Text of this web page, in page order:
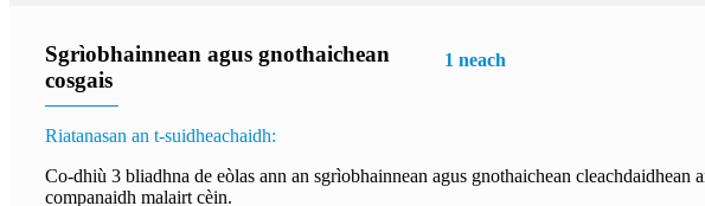
Sgrìobhainnean agus gnothaichean
cosgais
1 neach
Riatanasan an t-suidheachaidh:
Co-dhiù 3 bliadhna de eòlas ann an sgrìobhainnean agus gnothaichean cleachdaidhean
companaidh malairt cèin.